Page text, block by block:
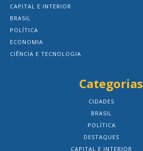
CAPITAL E INTERIOR
BRASIL
POLÍTICA
ECONOMIA
CIÊNCIA E TECNOLOGIA
Categorias
CIDADES
BRASIL
POLÍTICA
DESTAQUES
CAPITAL E INTERIOR